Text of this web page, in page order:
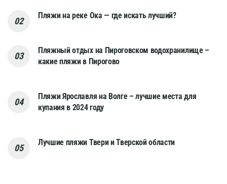
Пляжи на реке Ока — где искать лучший?
Пляжный отдых на Пироговском водохранилище –
какие пляжи в Пирогово
Пляжи Ярославля на Волге – лучшие места для
купания в 2024 году
Лучшие пляжи Твери и Тверской области